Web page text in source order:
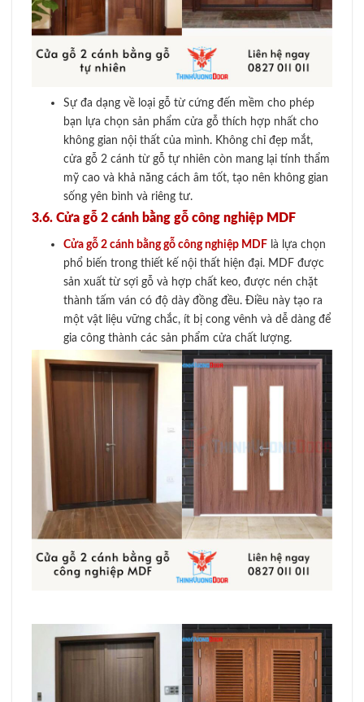
Sự đa dạng về loại gỗ từ cứng đến mềm cho phép
bạn lựa chọn sản phẩm cửa gỗ thích hợp nhất cho
không gian nội thất của mình. Không chỉ đẹp mắt,
cửa gỗ 2 cánh từ gỗ tự nhiên còn mang lại tính thẩm
mỹ cao và khả năng cách âm tốt, tạo nên không gian
sống yên bình và riêng tư.
3.6. Cửa gỗ 2 cánh bằng gỗ công nghiệp MDF
Cửa gỗ 2 cánh bằng gỗ công nghiệp MDFlà lựa chọn
phổ biến trong thiết kế nội thất hiện đại. MDF được
sản xuất từ sợi gỗ và hợp chất keo, được nén chặt
thành tấm ván có độ dày đồng đều. Điều này tạo ra
một vật liệu vững chắc, ít bị cong vênh và dễ dàng để
gia công thành các sản phẩm cửa chất lượng.